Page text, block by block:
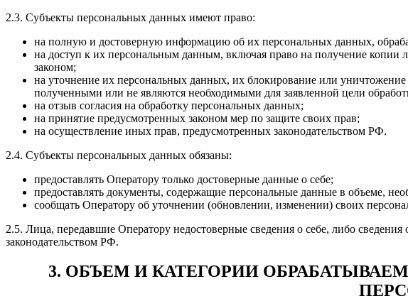
2.3. Субъекты персональных данных имеют право:
на полную и достоверную информацию об их персональных данных,
на доступ к их персональным данным, включая право на получение
законом;
на уточнение их персональных данных, их блокирование или
полученными или не являются необходимыми для заявленной цели
на отзыв согласия на обработку персональных данных;
на принятие предусмотренных законом мер по защите своих прав;
на осуществление иных прав, предусмотренных законодательством РФ.
2.4. Субъекты персональных данных обязаны:
предоставлять Оператору только достоверные данные о себе;
предоставлять документы, содержащие персональные данные в объеме,
сообщать Оператору об уточнении (обновлении, изменении) своих
2.5. Лица, передавшие Оператору недостоверные сведения о себе, либо сведения
законодательством РФ.
3. ОБЪЕМ И КАТЕГОРИИ